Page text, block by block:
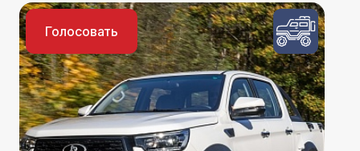
Голосовать